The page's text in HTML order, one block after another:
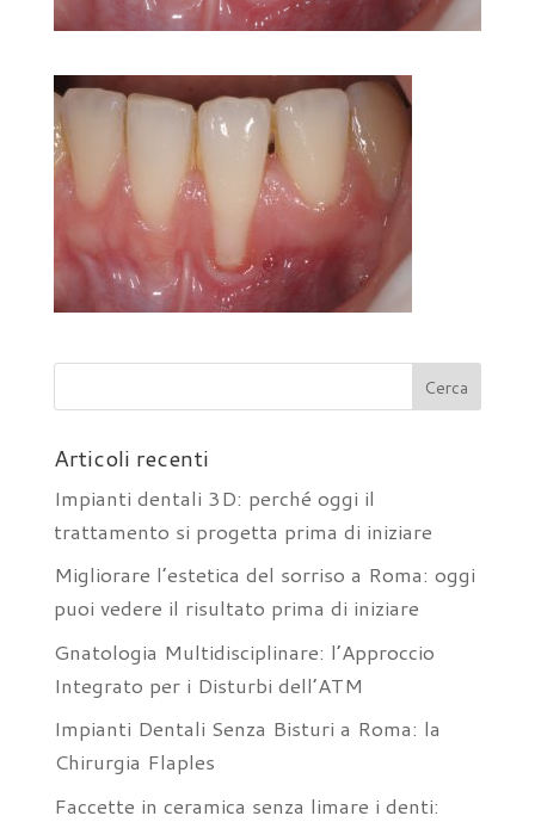
Articoli recenti
Impianti dentali 3D: perché oggi il
trattamento si progetta prima di iniziare
Migliorare l’estetica del sorriso a Roma: oggi
puoi vedere il risultato prima di iniziare
Gnatologia Multidisciplinare: l’Approccio
Integrato per i Disturbi dell’ATM
Impianti Dentali Senza Bisturi a Roma: la
Chirurgia Flaples
Faccette in ceramica senza limare i denti: